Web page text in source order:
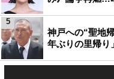
神戸への“聖地
年ぶりの里帰り
5